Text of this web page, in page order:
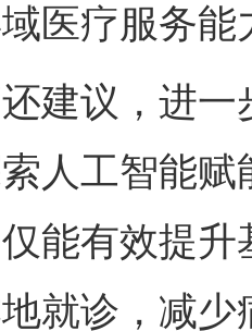
医疗服务
议，进一
人工智能
能有效提
就诊，减